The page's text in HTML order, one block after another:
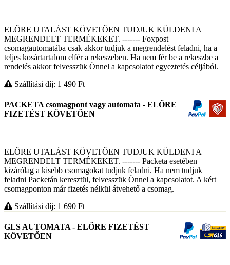
ELŐRE UTALÁST KÖVETŐEN TUDJUK KÜLDENI A
MEGRENDELT TERMÉKEKET. ------- Foxpost
csomagautomatába csak akkor tudjuk a megrendelést feladni, ha a
teljes kosártartalom elfér a rekeszeben. Ha nem fér be a rekeszbe a
rendelés akkor felvesszük Önnel a kapcsolatot egyeztetés céljából.
Szállítási díj: 1 490 Ft
PACKETA csomagpont vagy automata - ELŐRE
FIZETÉST KÖVETŐEN
ELŐRE UTALÁST KÖVETŐEN TUDJUK KÜLDENI A
MEGRENDELT TERMÉKEKET. ------- Packeta esetében
kizárólag a kisebb csomagokat tudjuk feladni. Ha nem tudjuk
feladni Packetán keresztül, felvesszük Önnel a kapcsolatot. A kért
csomagponton már fizetés nélkül átvehető a csomag.
Szállítási díj: 1 690 Ft
GLS AUTOMATA - ELŐRE FIZETÉST
KÖVETŐEN